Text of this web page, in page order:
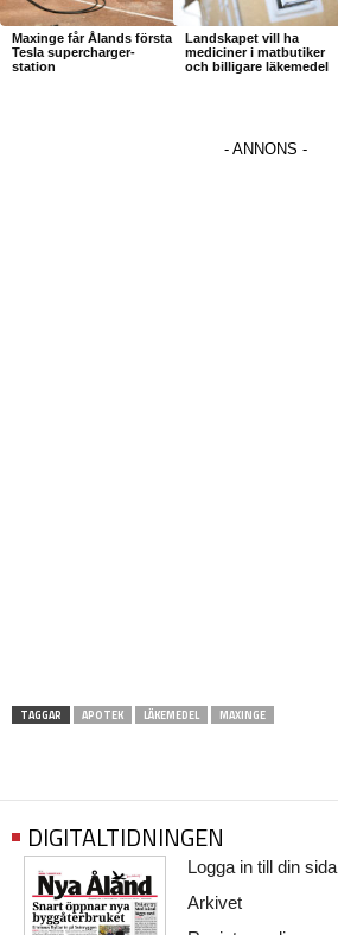
Maxinge får Ålands första
Tesla supercharger-
station
Landskapet vill ha
mediciner i matbutiker
och billigare läkemedel
TAGGAR APOTEK LÄKEMEDEL MAXINGE
DIGITALTIDNINGEN
Logga in till din sida
Arkivet